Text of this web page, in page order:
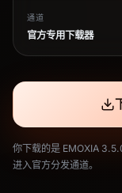
通道
官方专用下载器
你下载的是 EMOXIA
进入官方分发通道。